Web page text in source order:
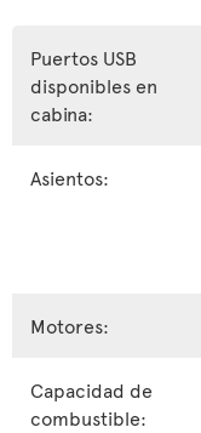
Puertos USB
disponibles en
cabina:
Asientos:
Motores:
Capacidad de
combustible: